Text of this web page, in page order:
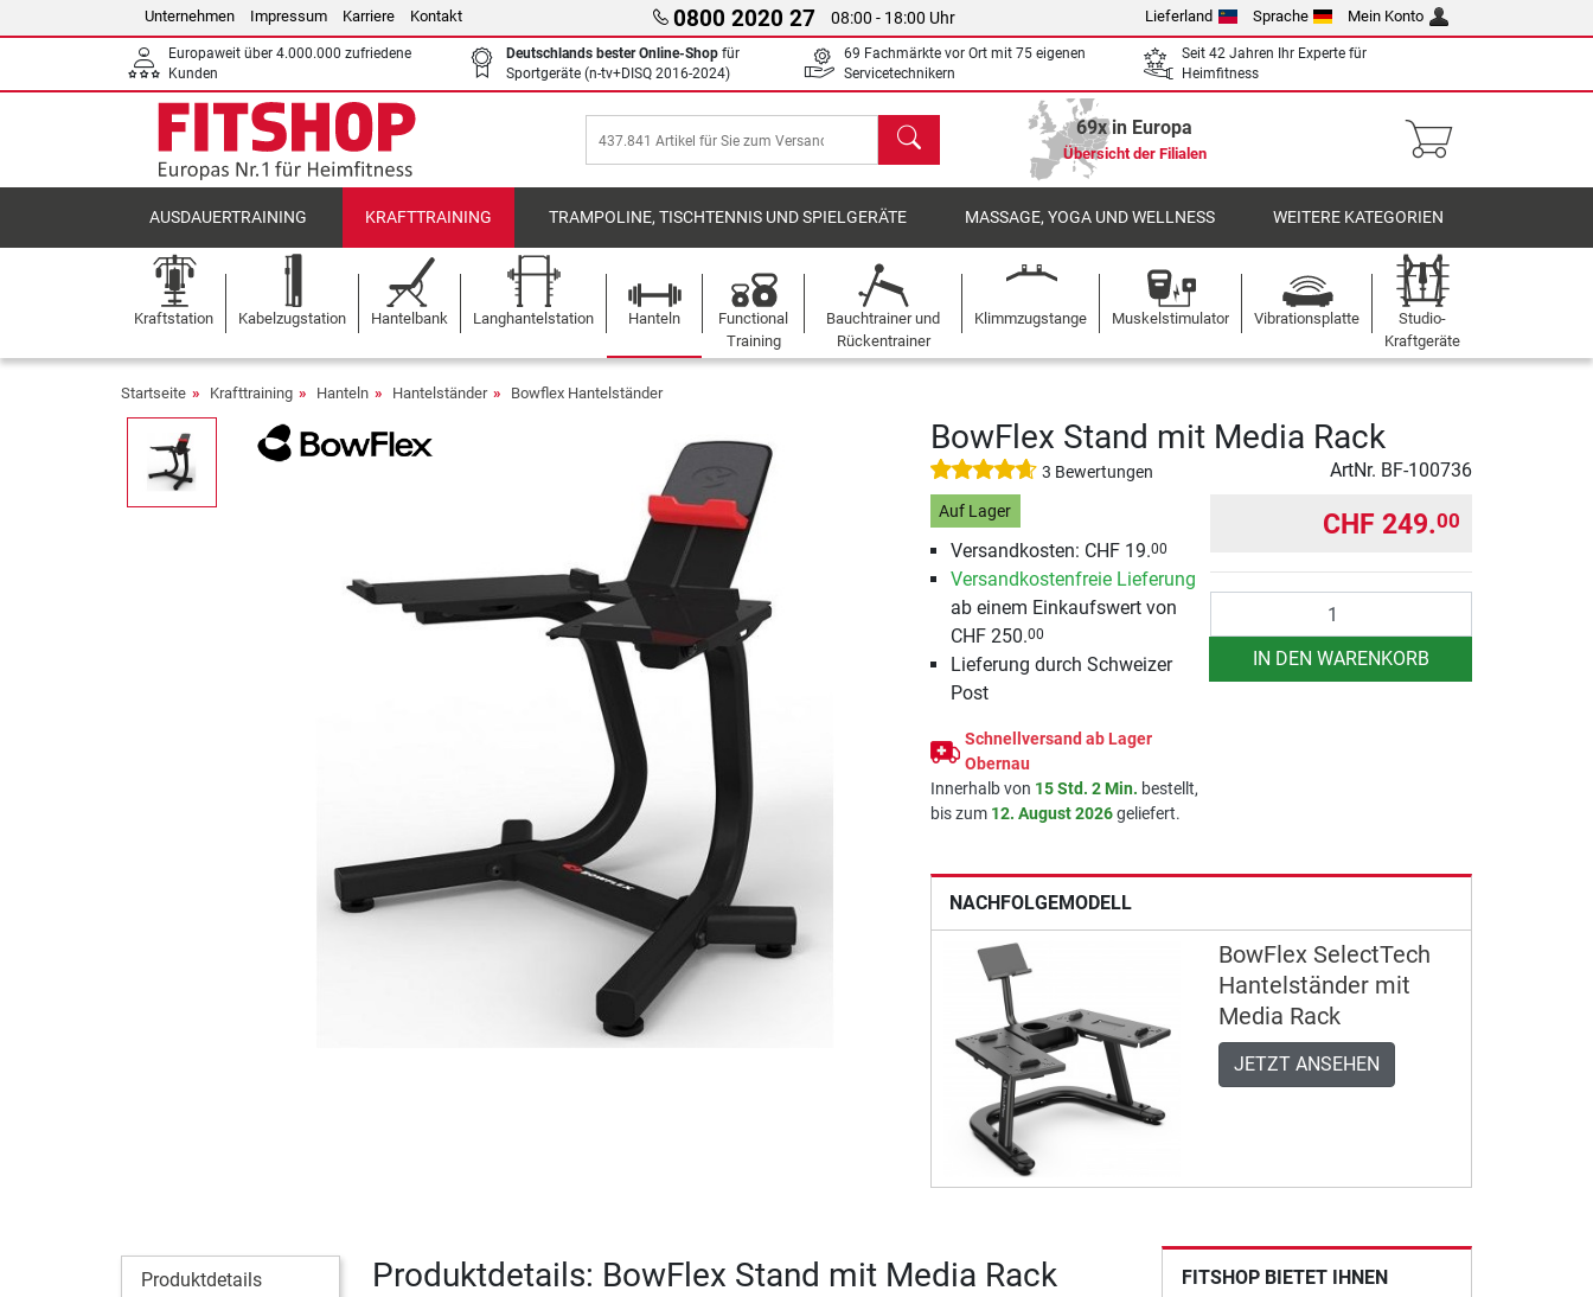
Unternehmen Impressum Karriere Kontakt 0800 2020 27 08:00 - 18:00 Uhr Lieferland Sprache Mein Konto
Europaweit über 4.000.000 zufriedene
Kunden
Deutschlands bester Online-Shop für
Sportgeräte (n-tv+DISQ 2016-2024)
69 Fachmärkte vor Ort mit 75 eigenen
Servicetechnikern
Seit 42 Jahren Ihr Experte für
Heimfitness
Suchen 69x in Europa
Übersicht der Filialen
AUSDAUERTRAINING KRAFTTRAINING TRAMPOLINE, TISCHTENNIS UND SPIELGERÄTE MASSAGE, YOGA UND WELLNESS WEITERE KATEGORIEN
Kraftstation Kabelzugstation Hantelbank Langhantelstation Hanteln
Functional
Training
Bauchtrainer und
Rückentrainer
Klimmzugstange Muskelstimulator Vibrationsplatte
Studio-
Kraftgeräte
Startseite Krafttraining Hanteln Hantelständer Bowflex Hantelständer
BowFlex Stand mit Media Rack
3 Bewertungen ArtNr. BF-100736
Auf Lager
Versandkosten: CHF 19.00
Versandkostenfreie Lieferung
ab einem Einkaufswert von
CHF 250.00
Lieferung durch Schweizer
Post
Schnellversand ab Lager
Obernau
Innerhalb von 15 Std. 2 Min. bestellt,
bis zum 12. August 2026geliefert.
CHF 249.00
IN DEN WARENKORB
NACHFOLGEMODELL
BowFlex SelectTech
Hantelständer mit
Media Rack
JETZT ANSEHEN
Produktdetails Produktdetails: BowFlex Stand mit Media Rack FITSHOP BIETET IHNEN